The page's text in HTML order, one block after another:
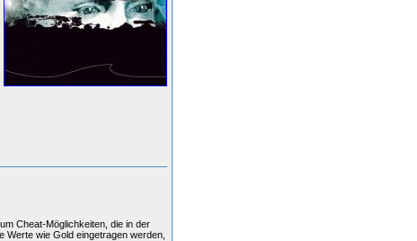
Cheat-Möglichkeiten, die in der
Werte wie Gold eingetragen werden,